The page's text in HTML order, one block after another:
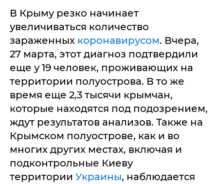
В Крыму резко начинает
увеличиваться количество
зараженных коронавирусом. Вчера,
27 марта, этот диагноз подтвердили
еще у 19 человек, проживающих на
территории полуострова. В то же
время еще 2,3 тысячи крымчан,
которые находятся под подозрением,
ждут результатов анализов. Также на
Крымском полуострове, как и во
многих других местах, включая и
подконтрольные Киеву
территории Украины, наблюдается